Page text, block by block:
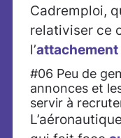
Cadremploi,
relativiser ce
l’attachement
#06 Peu de
annonces et
servir à